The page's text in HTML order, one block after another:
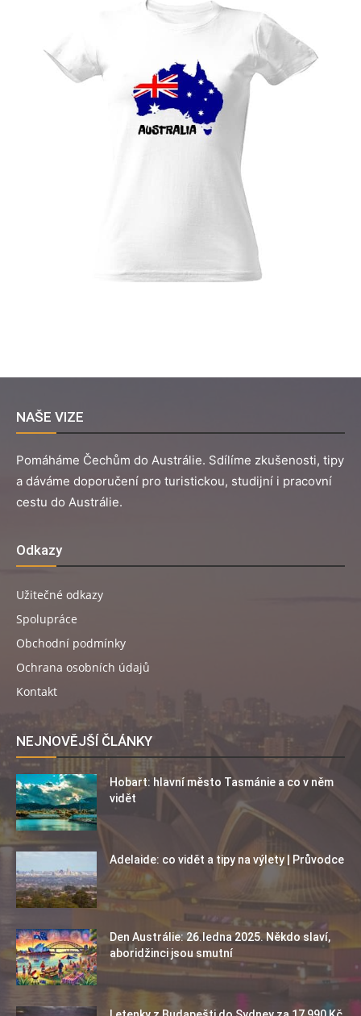
NAŠE VIZE
Pomáháme Čechům do Austrálie. Sdílíme zkušenosti, tipy
a dáváme doporučení pro turistickou, studijní i pracovní
cestu do Austrálie.
Odkazy
Užitečné odkazy
Spolupráce
Obchodní podmínky
Ochrana osobních údajů
Kontakt
NEJNOVĚJŠÍ ČLÁNKY
Hobart: hlavní město Tasmánie a co v něm
vidět
Adelaide: co vidět a tipy na výlety | Průvodce
Den Austrálie: 26.ledna 2025. Někdo slaví,
aboridžinci jsou smutní